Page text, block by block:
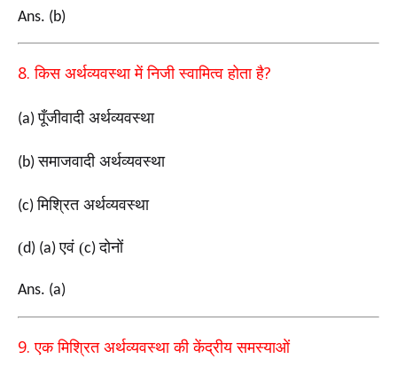
Ans. (b)
8.किस अर्थव्यवस्था में निजी स्वामित्व होता है?
(a)पूँजीवादी अर्थव्यवस्था
(b)समाजवादी अर्थव्यवस्था
(c)मिश्रित अर्थव्यवस्था
(d) (a)एवं (c)दोनों
Ans. (a)
9.एक मिश्रित अर्थव्यवस्था की केंद्रीय समस्याओं